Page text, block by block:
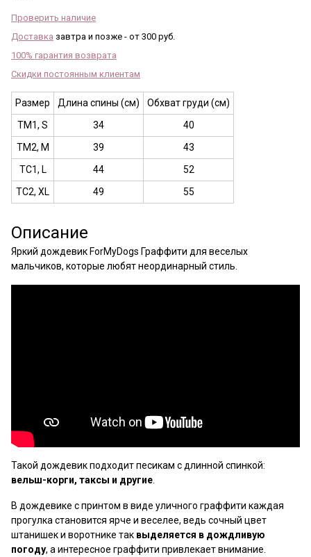
Проверить наличие
Доставка завтра и позже - от 300 руб.
100% гарантия возврата
Скидки постоянным клиентам
Размер Длина спины (см)
Обхват груди (см)
ТМ1, S
34
40
ТМ2, M
39
43
ТС1, L
44
52
ТС2, XL
49 55
Описание
Яркий дождевик ForMyDogs Граффити для веселых
мальчиков, которые любят неординарный стиль.
Такой дождевик подходит песикам с длинной спинкой:
вельш-корги, таксы и другие
В дождевике с принтом в виде уличного граффити каждая
прогулка становится ярче и веселее, ведь сочный цвет
штанишек и воротнике так выделяется в дождливую
погоду, а интересное граффити привлекает внимание.